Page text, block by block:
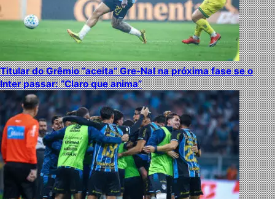
Titular do Grêmio “aceita” Gre-Nal na próxima fase se o
Inter passar: “Claro que anima”